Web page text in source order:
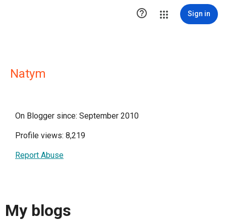
 Sign in
Natym
On Blogger since: September 2010
Profile views: 8,219
Report Abuse
My blogs